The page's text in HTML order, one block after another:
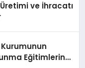
ve İhracatı
Eğitimlerine